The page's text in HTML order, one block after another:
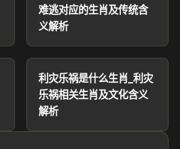
难逃对应的生肖及传统含
义解析
利灾乐祸是什么生肖_利灾
乐祸相关生肖及文化含义
解析